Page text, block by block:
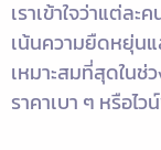
เราเข้าใจว่าแต่ล
เน้นความยืดหยุ่นแ
เหมาะสมที่สุดในช่
ราคาเบา ๆ หรือไ